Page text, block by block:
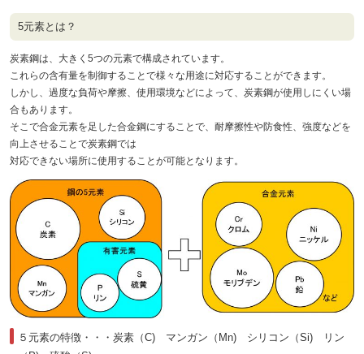
5元素とは？
炭素鋼は、大きく5つの元素で構成されています。
これらの含有量を制御することで様々な用途に対応することができます。
しかし、過度な負荷や摩擦、使用環境などによって、炭素鋼が使用しにくい場
合もあります。
そこで合金元素を足した合金鋼にすることで、耐摩擦性や防食性、強度などを
向上させることで炭素鋼では
対応できない場所に使用することが可能となります。
５元素の特徴・・・炭素（C) マンガン（Mn) シリコン（Si) リン